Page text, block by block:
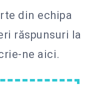
din echipa
răspunsuri la
ne aici.